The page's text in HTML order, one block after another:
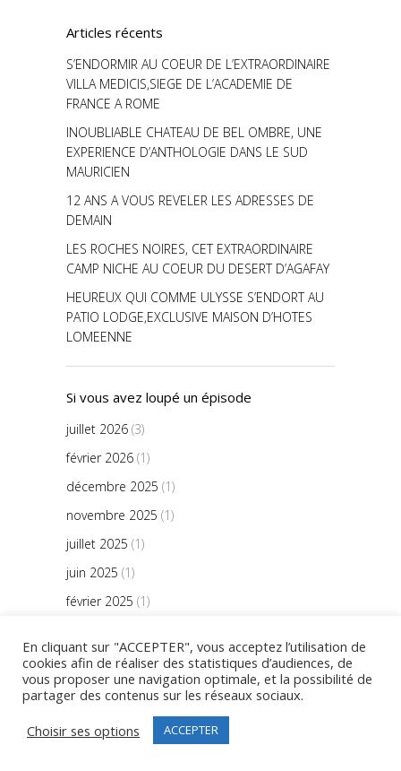
Articles récents
S’ENDORMIR AU COEUR DE L’EXTRAORDINAIRE
VILLA MEDICIS,SIEGE DE L’ACADEMIE DE
FRANCE A ROME
INOUBLIABLE CHATEAU DE BEL OMBRE, UNE
EXPERIENCE D’ANTHOLOGIE DANS LE SUD
MAURICIEN
12 ANS A VOUS REVELER LES ADRESSES DE
DEMAIN
LES ROCHES NOIRES, CET EXTRAORDINAIRE
CAMP NICHE AU COEUR DU DESERT D’AGAFAY
HEUREUX QUI COMME ULYSSE S’ENDORT AU
PATIO LODGE,EXCLUSIVE MAISON D’HOTES
LOMEENNE
Si vous avez loupé un épisode
juillet 2026 (3)
février 2026 (1)
décembre 2025 (1)
novembre 2025 (1)
juillet 2025 (1)
juin 2025 (1)
février 2025 (1)
juillet 2024(2)
juin 2024(1)
janvier 2024
En cliquant sur "ACCEPTER", vous acceptez l’utilisation de
cookies afin de réaliser des statistiques d’audiences, de
vous proposer une navigation optimale, et la possibilité de
partager des contenus sur les réseaux sociaux.
Choisir ses options
ACCEPTER